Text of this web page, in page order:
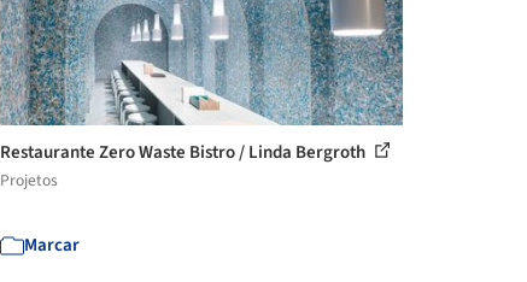
Restaurante Zero Waste Bistro / Linda Bergroth
Projetos
Marcar